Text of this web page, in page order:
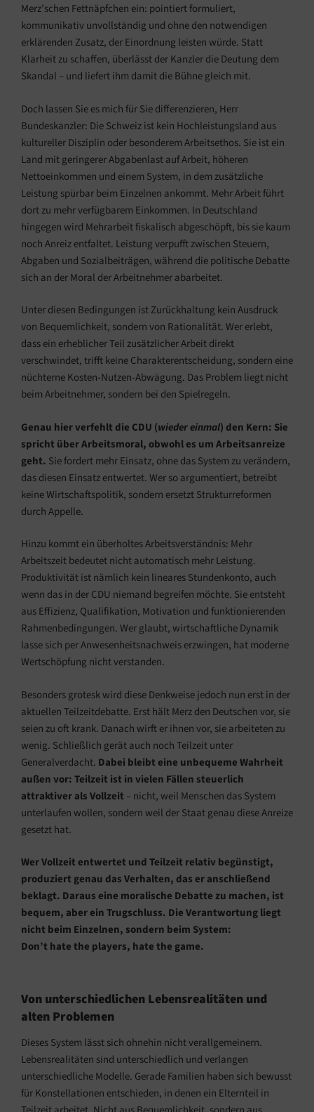
Merz’schen Fettnäpfchen ein: pointiert formuliert,
kommunikativ unvollständig und ohne den notwendigen
erklärenden Zusatz, der Einordnung leisten würde. Statt
Klarheit zu schaffen, überlässt der Kanzler die Deutung dem
Skandal – und liefert ihm damit die Bühne gleich mit.
Doch lassen Sie es mich für Sie differenzieren, Herr
Bundeskanzler: Die Schweiz ist kein Hochleistungsland aus
kultureller Disziplin oder besonderem Arbeitsethos. Sie ist ein
Land mit geringerer Abgabenlast auf Arbeit, höheren
Nettoeinkommen und einem System, in dem zusätzliche
Leistung spürbar beim Einzelnen ankommt. Mehr Arbeit führt
dort zu mehr verfügbarem Einkommen. In Deutschland
hingegen wird Mehrarbeit fiskalisch abgeschöpft, bis sie kaum
noch Anreiz entfaltet. Leistung verpufft zwischen Steuern,
Abgaben und Sozialbeiträgen, während die politische Debatte
sich an der Moral der Arbeitnehmer abarbeitet.
Unter diesen Bedingungen ist Zurückhaltung kein Ausdruck
von Bequemlichkeit, sondern von Rationalität. Wer erlebt,
dass ein erheblicher Teil zusätzlicher Arbeit direkt
verschwindet, trifft keine Charakterentscheidung, sondern eine
nüchterne Kosten-Nutzen-Abwägung. Das Problem liegt nicht
beim Arbeitnehmer, sondern bei den Spielregeln.
Genau hier verfehlt die CDU (wieder einmal) den Kern: Sie
spricht über Arbeitsmoral, obwohl es um Arbeitsanreize
geht. Sie fordert mehr Einsatz, ohne das System zu verändern,
das diesen Einsatz entwertet. Wer so argumentiert, betreibt
keine Wirtschaftspolitik, sondern ersetzt Strukturreformen
durch Appelle.
Hinzu kommt ein überholtes Arbeitsverständnis: Mehr
Arbeitszeit bedeutet nicht automatisch mehr Leistung.
Produktivität ist nämlich kein lineares Stundenkonto, auch
wenn das in der CDU niemand begreifen möchte. Sie entsteht
aus Effizienz, Qualifikation, Motivation und funktionierenden
Rahmenbedingungen. Wer glaubt, wirtschaftliche Dynamik
lasse sich per Anwesenheitsnachweis erzwingen, hat moderne
Wertschöpfung nicht verstanden.
Besonders grotesk wird diese Denkweise jedoch nun erst in der
aktuellen Teilzeitdebatte. Erst hält Merz den Deutschen vor, sie
seien zu oft krank. Danach wirft er ihnen vor, sie arbeiteten zu
wenig. Schließlich gerät auch noch Teilzeit unter
Generalverdacht. Dabei bleibt eine unbequeme Wahrheit
außen vor: Teilzeit ist in vielen Fällen steuerlich
attraktiver als Vollzeit – nicht, weil Menschen das System
unterlaufen wollen, sondern weil der Staat genau diese Anreize
gesetzt hat.
Wer Vollzeit entwertet und Teilzeit relativ begünstigt,
produziert genau das Verhalten, das er anschließend
beklagt. Daraus eine moralische Debatte zu machen, ist
bequem, aber ein Trugschluss. Die Verantwortung liegt
nicht beim Einzelnen, sondern beim System:
Don’t hate the players, hate the game.
Von unterschiedlichen Lebensrealitäten und
alten Problemen
Dieses System lässt sich ohnehin nicht verallgemeinern.
Lebensrealitäten sind unterschiedlich und verlangen
unterschiedliche Modelle. Gerade Familien haben sich bewusst
für Konstellationen entschieden, in denen ein Elternteil in